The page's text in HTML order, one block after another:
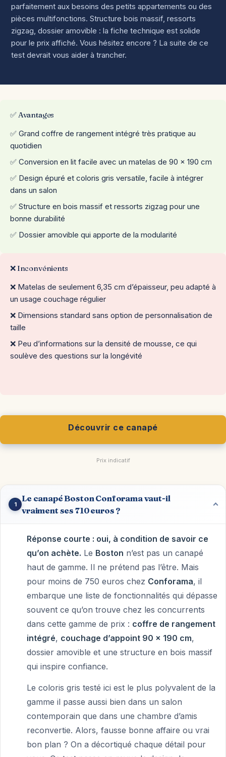
parfaitement aux besoins des petits appartements ou des
pièces multifonctions. Structure bois massif, ressorts
zigzag, dossier amovible : la fiche technique est solide
pour le prix affiché. Vous hésitez encore ? La suite de ce
test devrait vous aider à trancher.
✅ Avantages
✅ Grand coffre de rangement intégré très pratique au
quotidien
✅ Conversion en lit facile avec un matelas de 90 x 190 cm
✅ Design épuré et coloris gris versatile, facile à intégrer
dans un salon
✅ Structure en bois massif et ressorts zigzag pour une
bonne durabilité
✅ Dossier amovible qui apporte de la modularité
❌ Inconvénients
❌ Matelas de seulement 6,35 cm d’épaisseur, peu adapté à
un usage couchage régulier
❌ Dimensions standard sans option de personnalisation de
taille
❌ Peu d’informations sur la densité de mousse, ce qui
soulève des questions sur la longévité
Découvrir ce canapé
Prix indicatif
1
Le canapé Boston Conforama vaut-il
vraiment ses 710 euros ?
Réponse courte : oui, à condition de savoir ce
qu’on achète. Le Boston n’est pas un canapé
haut de gamme. Il ne prétend pas l’être. Mais
pour moins de 750 euros chez Conforama, il
embarque une liste de fonctionnalités qui dépasse
souvent ce qu’on trouve chez les concurrents
dans cette gamme de prix : coffre de rangement
intégré, couchage d’appoint 90 x 190 cm,
dossier amovible et une structure en bois massif
qui inspire confiance.
Le coloris gris testé ici est le plus polyvalent de la
gamme il passe aussi bien dans un salon
contemporain que dans une chambre d’amis
reconvertie. Alors, fausse bonne affaire ou vrai
bon plan ? On a décortiqué chaque détail pour